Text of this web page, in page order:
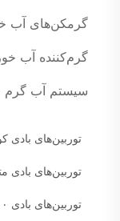
گرمکن‌های آب
گرم‌کننده آب
سیستم آب گرم
توربین‌های بادی
توربین‌های بادی
توربین‌های بادی ۱۰۰ واتی